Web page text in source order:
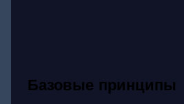
Базовые принципы